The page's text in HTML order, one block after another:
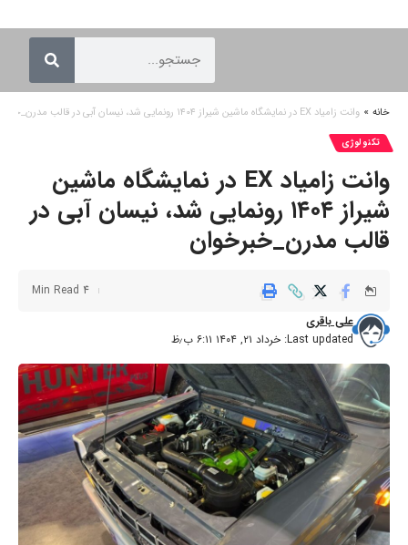
خانه » وانت زامیاد EX در نمایشگاه ماشین شیراز ۱۴۰۴ رونمایی شد، نیسان آبی در قالب مدرن_خبرخوان
تکنولوژی
وانت زامیاد EX در نمایشگاه ماشین
شیراز ۱۴۰۴ رونمایی شد، نیسان آبی در
قالب مدرن_خبرخوان
Last updated: خرداد ۲۱, ۱۴۰۴ ۶:۱۱ ب٫ظ
علی باقری
4 Min Read